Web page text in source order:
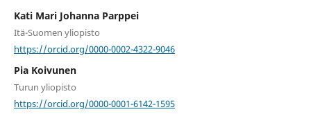
Kati Mari Johanna Parppei
Itä-Suomen yliopisto
https://orcid.org/0000-0002-4322-9046
Pia Koivunen
Turun yliopisto
https://orcid.org/0000-0001-6142-1595